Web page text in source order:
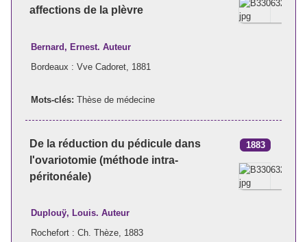
affections de la plèvre
Bernard, Ernest. Auteur
Bordeaux : Vve Cadoret, 1881
Mots-clés: Thèse de médecine
De la réduction du pédicule dans
l'ovariotomie (méthode intra-
péritonéale)
1883
Duplouÿ, Louis. Auteur
Rochefort : Ch. Thèze, 1883